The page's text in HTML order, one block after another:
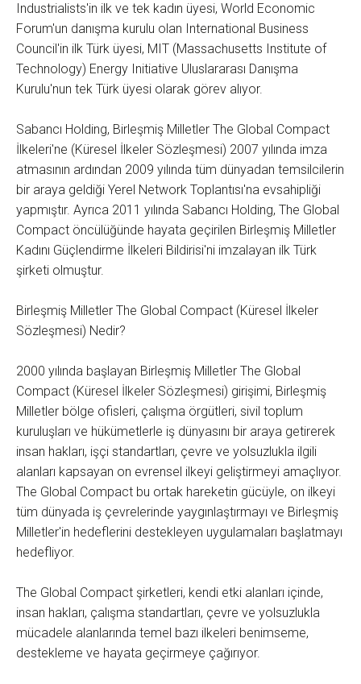
Industrialists'in ilk ve tek kadın üyesi, World Economic
Forum'un danışma kurulu olan International Business
Council'in ilk Türk üyesi, MIT (Massachusetts Institute of
Technology) Energy Initiative Uluslararası Danışma
Kurulu'nun tek Türk üyesi olarak görev alıyor.
Sabancı Holding, Birleşmiş Milletler The Global Compact
İlkeleri'ne (Küresel İlkeler Sözleşmesi) 2007 yılında imza
atmasının ardından 2009 yılında tüm dünyadan temsilcilerin
bir araya geldiği Yerel Network Toplantısı'na evsahipliği
yapmıştır. Ayrıca 2011 yılında Sabancı Holding, The Global
Compact öncülüğünde hayata geçirilen Birleşmiş Milletler
Kadını Güçlendirme İlkeleri Bildirisi'ni imzalayan ilk Türk
şirketi olmuştur.
Birleşmiş Milletler The Global Compact (Küresel İlkeler
Sözleşmesi) Nedir?
2000 yılında başlayan Birleşmiş Milletler The Global
Compact (Küresel İlkeler Sözleşmesi) girişimi, Birleşmiş
Milletler bölge ofisleri, çalışma örgütleri, sivil toplum
kuruluşları ve hükümetlerle iş dünyasını bir araya getirerek
insan hakları, işçi standartları, çevre ve yolsuzlukla ilgili
alanları kapsayan on evrensel ilkeyi geliştirmeyi amaçlıyor.
The Global Compact bu ortak hareketin gücüyle, on ilkeyi
tüm dünyada iş çevrelerinde yaygınlaştırmayı ve Birleşmiş
Milletler'in hedeflerini destekleyen uygulamaları başlatmayı
hedefliyor.
The Global Compact şirketleri, kendi etki alanları içinde,
insan hakları, çalışma standartları, çevre ve yolsuzlukla
mücadele alanlarında temel bazı ilkeleri benimseme,
destekleme ve hayata geçirmeye çağırıyor.